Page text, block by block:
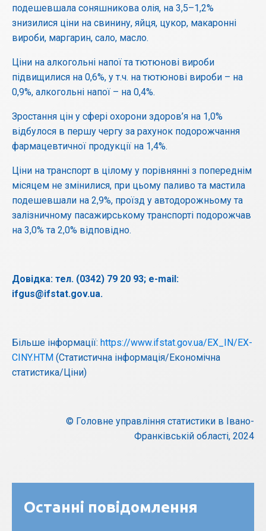
подешевшала соняшникова олія, на 3,5–1,2%
знизилися ціни на свинину, яйця, цукор, макаронні
вироби, маргарин, сало, масло.
Ціни на алкогольні напої та тютюнові вироби
підвищилися на 0,6%, у т.ч. на тютюнові вироби – на
0,9%, алкогольні напої – на 0,4%.
Зростання цін у сфері охорони здоров’я на 1,0%
відбулося в першу чергу за рахунок подорожчання
фармацевтичної продукції на 1,4%.
Ціни на транспорт в цілому у порівнянні з попереднім
місяцем не змінилися, при цьому паливо та мастила
подешевшали на 2,9%, проїзд у автодорожньому та
залізничному пасажирському транспорті подорожчав
на 3,0% та 2,0% відповідно.
Довідка: тел. (0342) 79 20 93; e-mail:
ifgus@ifstat.gov.ua.
Більше інформації: https://www.ifstat.gov.ua/EX_IN/EX-
CINY.HTM (Статистична інформація/Економічна
статистика/Ціни)
© Головне управління статистики в Івано-
Франківській області, 2024
Останні повідомлення